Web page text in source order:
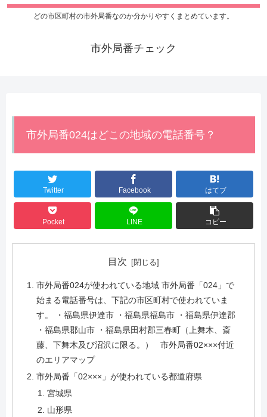
どの市区町村の市外局番なのか分かりやすくまとめています。
市外局番チェック
市外局番024はどこの地域の電話番号？
Twitter Facebook はてブ
Pocket LINE コピー
目次
市外局番024が使われている地域 市外局番「024」で
始まる電話番号は、下記の市区町村で使われていま
す。 ・福島県伊達市 ・福島県福島市 ・福島県伊達郡
・福島県郡山市 ・福島県田村郡三春町（上舞木、斎
藤、下舞木及び沼沢に限る。） 市外局番02×××付近
のエリアマップ
市外局番「02×××」が使われている都道府県
宮城県
山形県